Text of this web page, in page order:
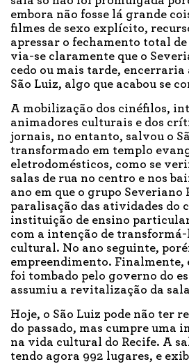
embora não fosse lá grande
filmes de sexo explícito,
apressar o fechamento total
via-se claramente que o
cedo ou mais tarde, encerraria
São Luiz, algo que acabou se
A mobilização dos cinéfilos,
animadores culturais e dos
jornais, no entanto, salvou o
transformado em templo
eletrodomésticos, como se
salas de rua no centro e nos
ano em que o grupo Severiano
paralisação das atividades do
instituição de ensino
com a intenção de
cultural. No ano seguinte,
empreendimento. Finalmente,
foi tombado pelo governo do
assumiu a revitalização da
Hoje, o São Luiz pode não ter
do passado, mas cumpre uma
na vida cultural do Recife. A
tendo agora 992 lugares, e